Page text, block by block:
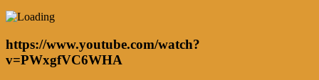
https://www.youtube.com/watch?
v=PWxgfVC6WHA